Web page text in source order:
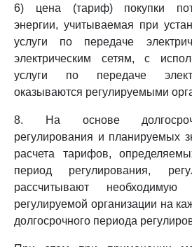
6) цена (тариф) покупки
энергии, учитываемая при
услуги по передаче
электрическим сетям, с
услуги по передаче
оказываются регулируемыми
8. На основе
регулирования и планируемых
расчета тарифов,
период регулирования,
рассчитывают
регулируемой организации на
долгосрочного периода